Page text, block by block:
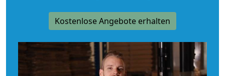
Kostenlose Angebote erhalten